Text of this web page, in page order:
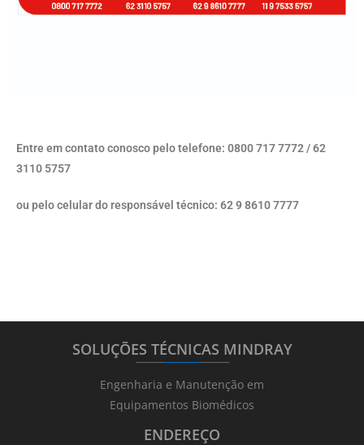
Entre em contato conosco pelo telefone: 0800 717 7772 / 62
3110 5757
ou pelo celular do responsável técnico: 62 9 8610 7777
SOLUÇÕES TÉCNICAS MINDRAY
_______________________
Engenharia e Manutenção em
Equipamentos Biomédicos
ENDEREÇO